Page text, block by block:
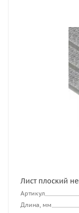
Лист плоский
Артикул
Длина, мм